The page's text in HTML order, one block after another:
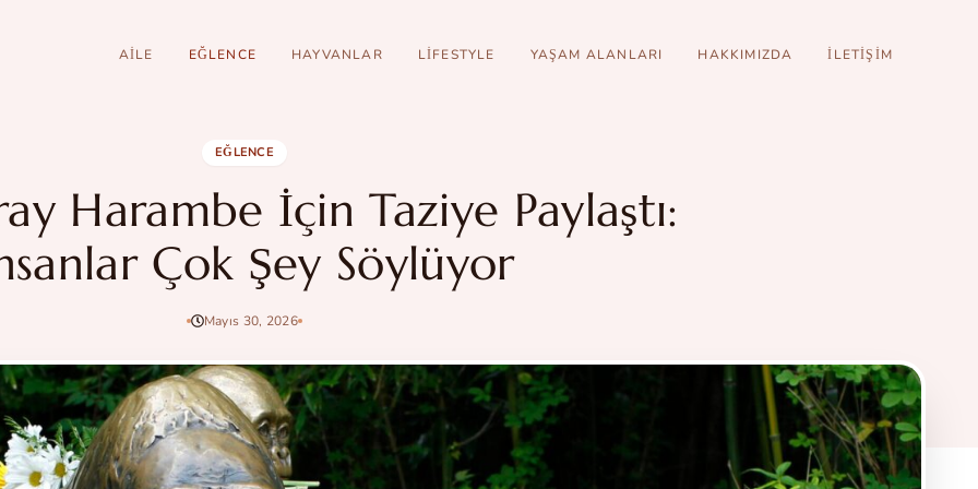
AILE EĞLENCE HAYVANLAR LIFESTYLE YAŞAM ALANLARI HAKKIMIZDA İLETIŞIM
EĞLENCE
Harambe İçin Taziye Paylaştı:
Çok Şey Söylüyor
Mayıs 30, 2026